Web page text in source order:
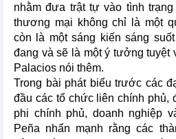
nhằm đưa trật tự vào tình
thương mại không chỉ là một
còn là một sáng kiến sáng
đang và sẽ là một ý tưởng tuyệt
Palacios nói thêm.
Trong bài phát biểu trước các
đầu các tổ chức liên chính phủ,
phi chính phủ, doanh nghiệp
Peña nhấn mạnh rằng các